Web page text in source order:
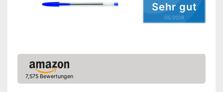
Sehr gut
05/2026
7,575 Bewertungen